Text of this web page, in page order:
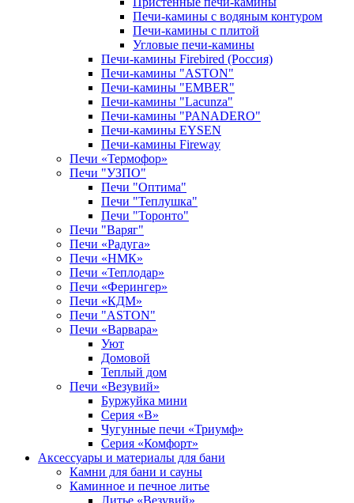
Печи-камины с водяным контуром
Печи-камины с плитой
Угловые печи-камины
Печи-камины Firebired (Россия)
Печи-камины "ASTON"
Печи-камины "EMBER"
Печи-камины "Lacunza"
Печи-камины "PANADERO"
Печи-камины EYSEN
Печи-камины Fireway
Печи «Термофор»
Печи "УЗПО"
Печи "Оптима"
Печи "Теплушка"
Печи "Торонто"
Печи "Варяг"
Печи «Радуга»
Печи «НМК»
Печи «Теплодар»
Печи «Ферингер»
Печи «КДМ»
Печи "ASTON"
Печи «Варвара»
Уют
Домовой
Теплый дом
Печи «Везувий»
Буржуйка мини
Серия «В»
Чугунные печи «Триумф»
Серия «Комфорт»
Аксессуары и материалы для бани
Камни для бани и сауны
Каминное и печное литье
Литье «Везувий»